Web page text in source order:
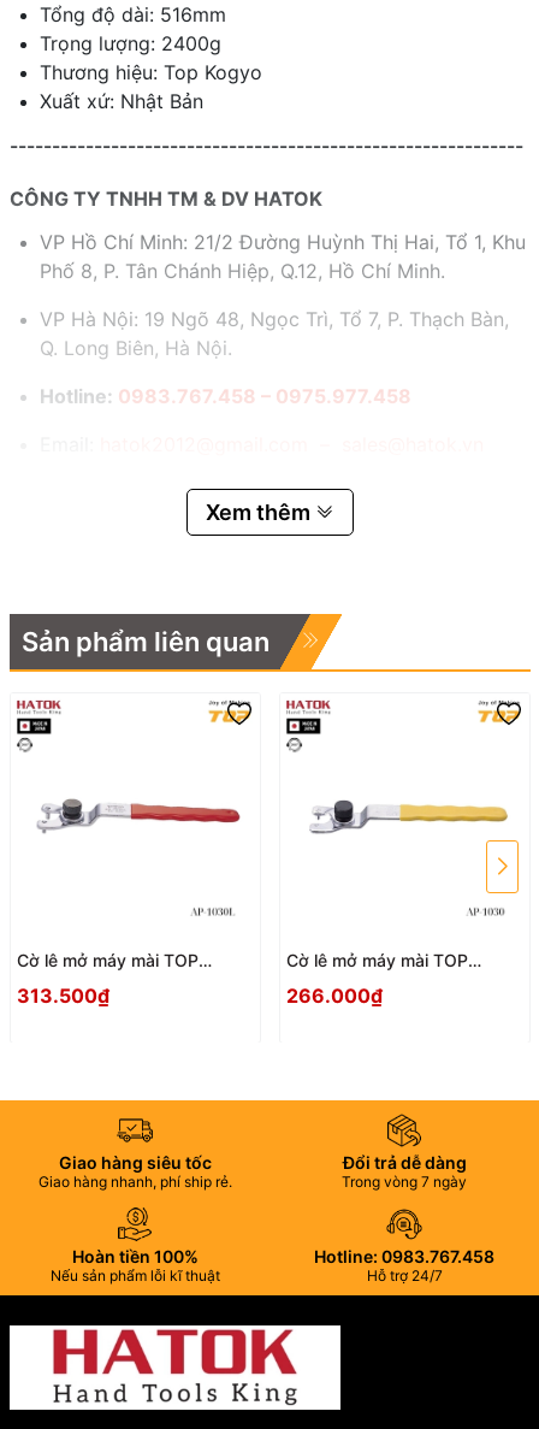
Tổng độ dài: 516mm
Trọng lượng: 2400g
Thương hiệu: Top Kogyo
Xuất xứ: Nhật Bản
-------------------------------------------------------------
CÔNG TY TNHH TM & DV HATOK
VP Hồ Chí Minh: 21/2 Đường Huỳnh Thị Hai, Tổ 1, Khu
Phố 8, P. Tân Chánh Hiệp, Q.12, Hồ Chí Minh.
VP Hà Nội: 19 Ngõ 48, Ngọc Trì, Tổ 7, P. Thạch Bàn,
Q. Long Biên, Hà Nội.
Hotline: 0983.767.458 – 0975.977.458
Xem thêm
Sản phẩm liên quan
Cờ lê mở máy mài TOP
313.500₫
Cờ lê mở máy mài TOP
266.000₫
Giao hàng siêu tốc
Giao hàng nhanh, phí ship rẻ.
Đổi trả dễ dàng
Trong vòng 7 ngày
Hoàn tiền 100%
Nếu sản phẩm lỗi kĩ thuật
Hotline: 0983.767.458
Hỗ trợ 24/7